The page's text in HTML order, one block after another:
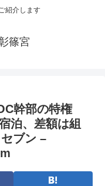
紹介します
篠宮
幹部の特権
泊、差額は組
ブン –